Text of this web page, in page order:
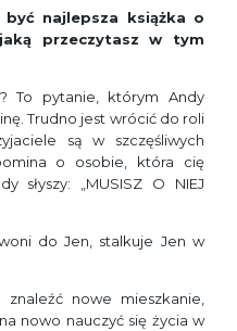
najlepsza książka o
przeczytasz w tym
To pytanie, którym Andy
Trudno jest wrócić do roli
są w szczęśliwych
o osobie, która cię
słyszy: „MUSISZ O NIEJ
do Jen, stalkuje Jen w
nowe mieszkanie,
nowo nauczyć się życia w